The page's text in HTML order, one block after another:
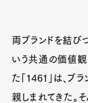
両ブランドを結び
いう共通の価値観
た「1461」は、ブ
親しまれてきた。